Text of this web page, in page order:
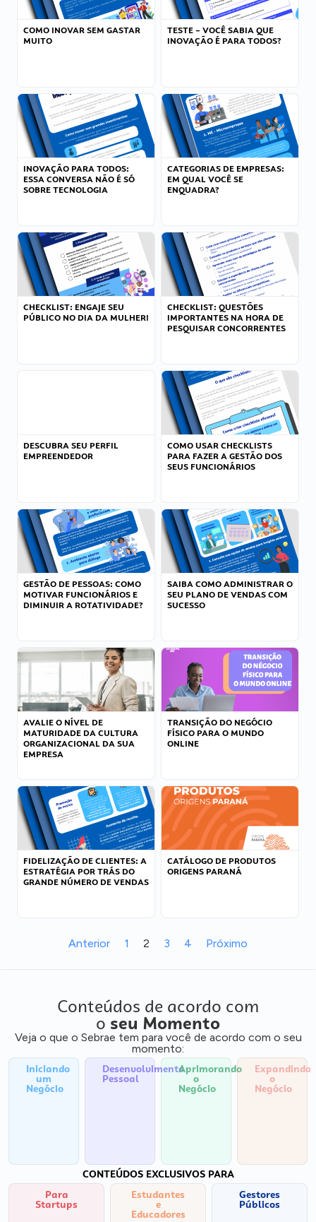
COMO INOVAR SEM GASTAR
MUITO
TESTE – VOCÊ SABIA QUE
INOVAÇÃO É PARA TODOS?
INOVAÇÃO PARA TODOS:
ESSA CONVERSA NÃO É SÓ
SOBRE TECNOLOGIA
CATEGORIAS DE EMPRESAS:
EM QUAL VOCÊ SE
ENQUADRA?
CHECKLIST: ENGAJE SEU
PÚBLICO NO DIA DA MULHER!
CHECKLIST: QUESTÕES
IMPORTANTES NA HORA DE
PESQUISAR CONCORRENTES
DESCUBRA SEU PERFIL
EMPREENDEDOR
COMO USAR CHECKLISTS
PARA FAZER A GESTÃO DOS
SEUS FUNCIONÁRIOS
GESTÃO DE PESSOAS: COMO
MOTIVAR FUNCIONÁRIOS E
DIMINUIR A ROTATIVIDADE?
SAIBA COMO ADMINISTRAR O
SEU PLANO DE VENDAS COM
SUCESSO
AVALIE O NÍVEL DE
MATURIDADE DA CULTURA
ORGANIZACIONAL DA SUA
EMPRESA
TRANSIÇÃO DO NEGÓCIO
FÍSICO PARA O MUNDO
ONLINE
FIDELIZAÇÃO DE CLIENTES: A
ESTRATÉGIA POR TRÁS DO
GRANDE NÚMERO DE VENDAS
CATÁLOGO DE PRODUTOS
ORIGENS PARANÁ
Anterior 1 2 3 4 Próximo
Conteúdos de acordo com
o seu Momento
Veja o que o Sebrae tem para você de acordo com o seu
momento:
Iniciando
um
Negócio
Desenvolvimento
Pessoal
Aprimorando
o
Negócio
Expandindo
o
Negócio
CONTEÚDOS EXCLUSIVOS PARA
Para
Startups
Estudantes
e
Educadores
Gestores
Públicos